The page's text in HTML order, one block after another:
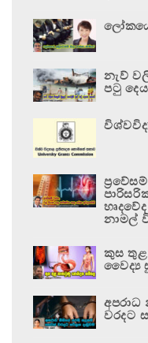
නැව්
පටු
නාමල්
කුස
වෛද්‍ය
වරදට